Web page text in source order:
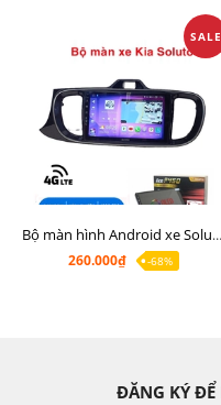
SALE
Bộ màn hình Android xe Soluto, mặt dưỡng lắp màn hình Soluto kèm rắc zin
260.000₫
-68%
ĐĂNG KÝ ĐỂ